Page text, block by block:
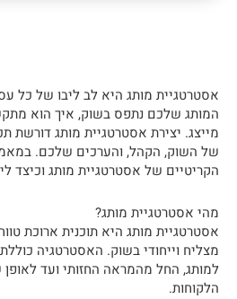
אסטרטגיית מותג היא לב ליבו של כל
המותג שלכם נתפס בשוק, איך הוא
מייצג. יצירת אסטרטגיית מותג דורשת
של השוק, הקהל, והערכים שלכם.
הקריטיים של אסטרטגיית מותג וכיצד
מהי אסטרטגיית מותג?
אסטרטגיית מותג היא תוכנית ארוכת
מצליח וייחודי בשוק. האסטרטגיה
למותג, החל מהמראה החזותי ועד
הלקוחות.